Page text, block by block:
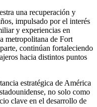
una recuperación y
impulsado por el interés
y experiencias en
metropolitana de Fort
continúan fortaleciendo
hacia distintos puntos
estratégica de América
no solo como
clave en el desarrollo de